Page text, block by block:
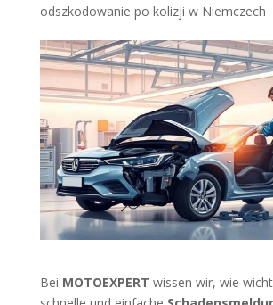
odszkodowanie po kolizji w Niemczech
Bei MOTOEXPERT wissen wir, wie